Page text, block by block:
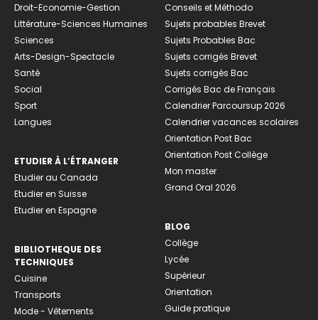
Droit-Economie-Gestion
Littérature-Sciences Humaines
Sciences
Arts-Design-Spectacle
Santé
Social
Sport
Langues
ETUDIER À L’ÉTRANGER
Etudier au Canada
Etudier en Suisse
Etudier en Espagne
BIBLIOTHEQUE DES
TECHNIQUES
Cuisine
Transports
Mode - Vêtements
Conseils et Méthodo
Sujets probables Brevet
Sujets Probables Bac
Sujets corrigés Brevet
Sujets corrigés Bac
Corrigés Bac de Français
Calendrier Parcoursup 2026
Calendrier vacances scolaires
Orientation Post Bac
Orientation Post Collège
Mon master
Grand Oral 2026
BLOG
Collège
Lycée
Supérieur
Orientation
Guide pratique